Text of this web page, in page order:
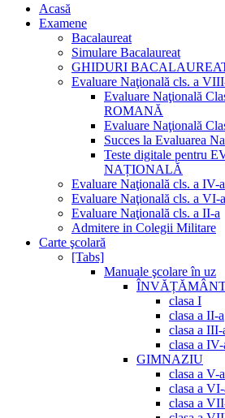
Acasă
Examene
Bacalaureat
Simulare Bacalaureat
GHIDURI
Evaluare Naţională cls. a
Evaluare Naţională
ROMANĂ
Evaluare Naţională
Succes la Evaluarea
Teste digitale pentru
NAȚIONALĂ
Evaluare Naţională cls. a IV-a
Evaluare Naţională cls. a VI-a
Evaluare Naţională cls. a II-a
Admitere in Colegii Militare
Carte şcolară
[Tabs]
Manuale şcolare în uz
clasa I
clasa a II-a
clasa a III-
clasa a IV-
GIMNAZIU
clasa a V-a
clasa a VI-
clasa a